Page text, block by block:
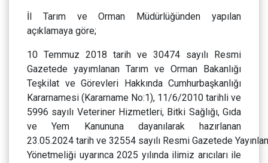
İl Tarım ve Orman Müdürlüğünden yapılan
açıklamaya göre;
10 Temmuz 2018 tarih ve 30474 sayılı Resmi
Gazetede yayımlanan Tarım ve Orman Bakanlığı
Teşkilat ve Görevleri Hakkında Cumhurbaşkanlığı
Kararnamesi (Kararname No:1), 11/6/2010 tarihli ve
5996 sayılı Veteriner Hizmetleri, Bitki Sağlığı, Gıda
ve Yem Kanununa dayanılarak hazırlanan
23.05.2024 tarih ve 32554 sayılı Resmi Gazetede
Yönetmeliği uyarınca 2025 yılında ilimiz arıcıları ile